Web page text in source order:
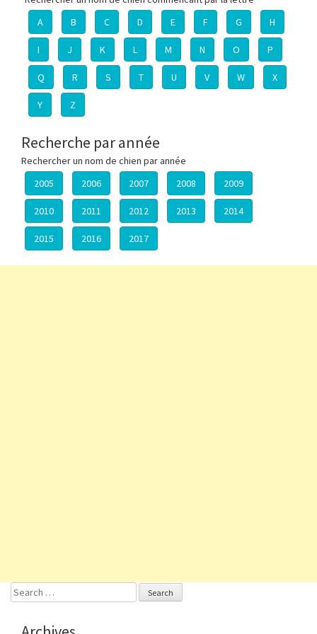
A
B C D E F G H
I J K L M N O P
Q R S T U V W X
Y Z
Recherche par année
Rechercher un nom de chien par année
2005
2006 2007 2008 2009
2010 2011 2012 2013 2014
2015 2016 2017
Search